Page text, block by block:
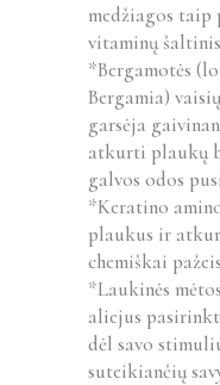
medžiagos taip
vitaminų
*Bergamotės
Bergamia)
garsėja
atkurti plaukų
galvos odos
*Keratino
plaukus ir
chemiškai
*Laukinės
aliejus
dėl savo
suteikiančių